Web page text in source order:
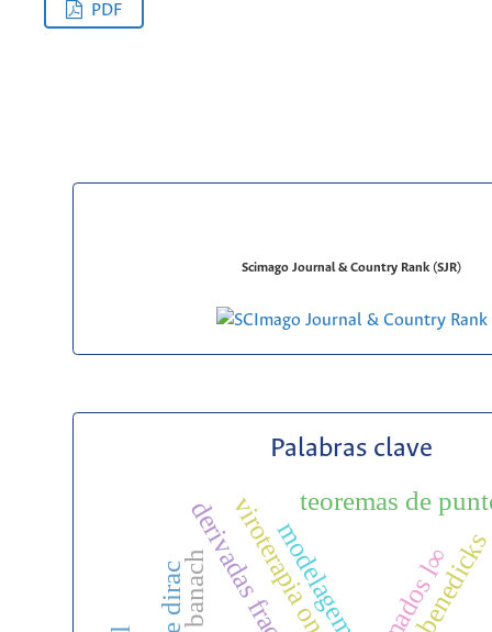
PDF
Scimago Journal & Country Rank (SJR)
Palabras clave
modelagem
teoremas de